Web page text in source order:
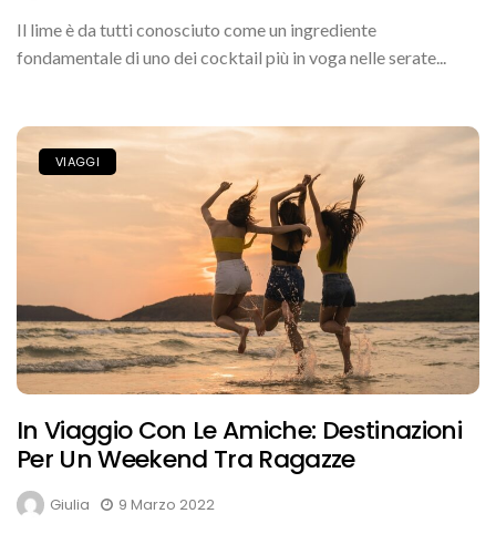
Il lime è da tutti conosciuto come un ingrediente
fondamentale di uno dei cocktail più in voga nelle serate...
VIAGGI
In Viaggio Con Le Amiche: Destinazioni
Per Un Weekend Tra Ragazze
Giulia
9 Marzo 2022